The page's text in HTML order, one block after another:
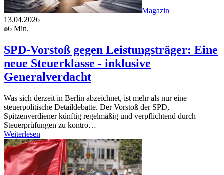
Magazin
13.04.2026
6 Min.
SPD-Vorstoß gegen Leistungsträger: Eine
neue Steuerklasse - inklusive
Generalverdacht
Was sich derzeit in Berlin abzeichnet, ist mehr als nur eine
steuerpolitische Detaildebatte. Der Vorstoß der SPD,
Spitzenverdiener künftig regelmäßig und verpflichtend durch
Steuerprüfungen zu kontro…
Weiterlesen